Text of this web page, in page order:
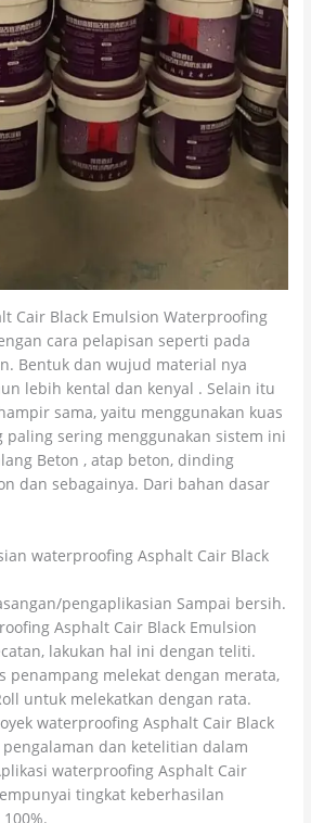
Cair Black Emulsion Waterproofing
cara pelapisan seperti pada
Bentuk dan wujud material nya
lebih kental dan kenyal . Selain itu
sama, yaitu menggunakan kuas
paling sering menggunakan sistem ini
Beton , atap beton, dinding
dan sebagainya. Dari bahan dasar
waterproofing Asphalt Cair Black
pengaplikasian Sampai bersih.
Asphalt Cair Black Emulsion
lakukan hal ini dengan teliti.
penampang melekat dengan merata,
untuk melekatkan dengan rata.
waterproofing Asphalt Cair Black
dan ketelitian dalam
waterproofing Asphalt Cair
tingkat keberhasilan